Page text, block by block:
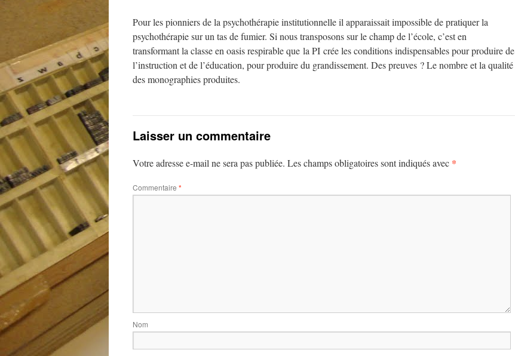
Pour les pionniers de la psychothérapie institutionnelle il apparaissait impossible de pratiquer la
psychothérapie sur un tas de fumier. Si nous transposons sur le champ de l’école, c’est en
transformant la classe en oasis respirable que la PI crée les conditions indispensables pour produire de
l’instruction et de l’éducation, pour produire du grandissement. Des preuves ? Le nombre et la qualité
des monographies produites.
Laisser un commentaire
Votre adresse e-mail ne sera pas publiée. Les champs obligatoires sont indiqués avec *
Commentaire *
Nom